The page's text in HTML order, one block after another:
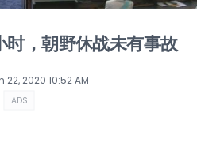
，朝野休战未有事故
22, 2020 10:52 AM
ADS